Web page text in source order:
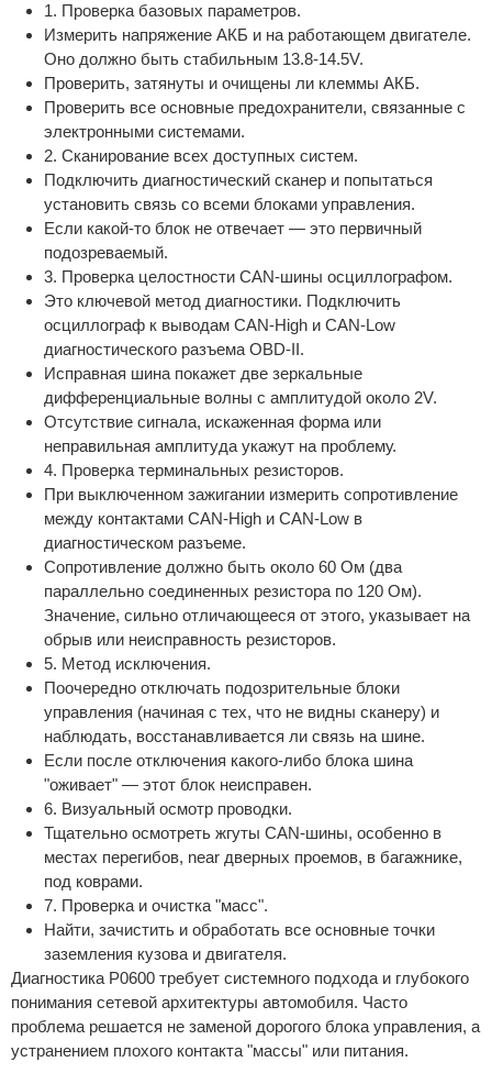
1. Проверка базовых параметров.
Измерить напряжение АКБ и на работающем двигателе.
Оно должно быть стабильным 13.8-14.5V.
Проверить, затянуты и очищены ли клеммы АКБ.
Проверить все основные предохранители, связанные с
электронными системами.
2. Сканирование всех доступных систем.
Подключить диагностический сканер и попытаться
установить связь со всеми блоками управления.
Если какой-то блок не отвечает — это первичный
подозреваемый.
3. Проверка целостности CAN-шины осциллографом.
Это ключевой метод диагностики. Подключить
осциллограф к выводам CAN-High и CAN-Low
диагностического разъема OBD-II.
Исправная шина покажет две зеркальные
дифференциальные волны с амплитудой около 2V.
Отсутствие сигнала, искаженная форма или
неправильная амплитуда укажут на проблему.
4. Проверка терминальных резисторов.
При выключенном зажигании измерить сопротивление
между контактами CAN-High и CAN-Low в
диагностическом разъеме.
Сопротивление должно быть около 60 Ом (два
параллельно соединенных резистора по 120 Ом).
Значение, сильно отличающееся от этого, указывает на
обрыв или неисправность резисторов.
5. Метод исключения.
Поочередно отключать подозрительные блоки
управления (начиная с тех, что не видны сканеру) и
наблюдать, восстанавливается ли связь на шине.
Если после отключения какого-либо блока шина
"оживает" — этот блок неисправен.
6. Визуальный осмотр проводки.
Тщательно осмотреть жгуты CAN-шины, особенно в
местах перегибов, near дверных проемов, в багажнике,
под коврами.
7. Проверка и очистка "масс".
Найти, зачистить и обработать все основные точки
заземления кузова и двигателя.
Диагностика P0600 требует системного подхода и глубокого
понимания сетевой архитектуры автомобиля. Часто
проблема решается не заменой дорогого блока управления, а
устранением плохого контакта "массы" или питания.